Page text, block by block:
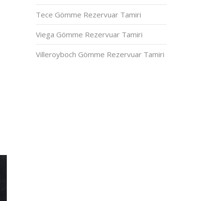
Tece Gömme Rezervuar Tamiri
Viega Gömme Rezervuar Tamiri
Villeroyboch Gömme Rezervuar Tamiri